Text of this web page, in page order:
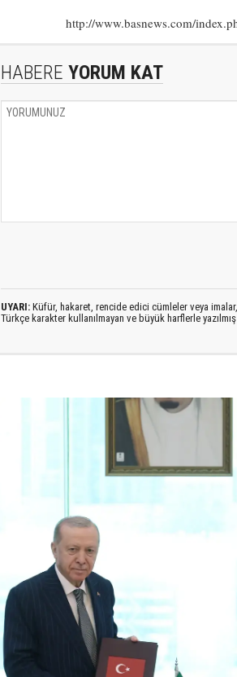
http://www.basnews.com/
HABERE YORUM KAT
UYARI: Küfür, hakaret, rencide edici cümleler veya
Türkçe karakter kullanılmayan ve büyük harflerle